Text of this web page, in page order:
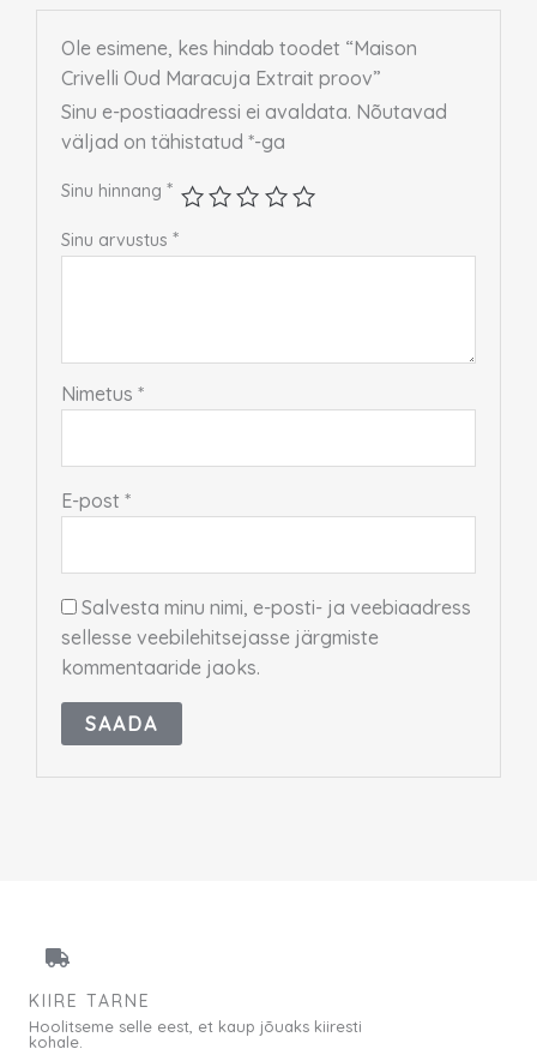
Ole esimene, kes hindab toodet “Maison
Crivelli Oud Maracuja Extrait proov”
Sinu e-postiaadressi ei avaldata. Nõutavad
väljad on tähistatud*-ga
Sinu hinnang*
Sinu arvustus*
Nimetus*
E-post*
Salvesta minu nimi, e-posti- ja veebiaadress
sellesse veebilehitsejasse järgmiste
kommentaaride jaoks.
KIIRE TARNE
Hoolitseme selle eest, et kaup jõuaks kiiresti
kohale.